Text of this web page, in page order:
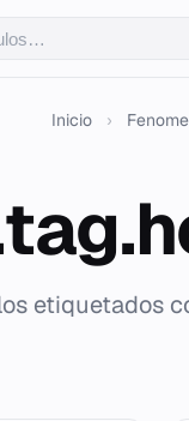
Inicio ›
etiquetados